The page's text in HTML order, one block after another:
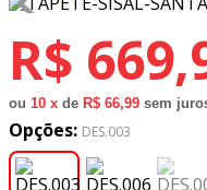
R$ 669,
ou 10 x de R$ 66,99 sem
Opções: DES.003
4 º
tapetes
5º
tecido percal
tricoline digital
7º
percal
8
tecido tricoline